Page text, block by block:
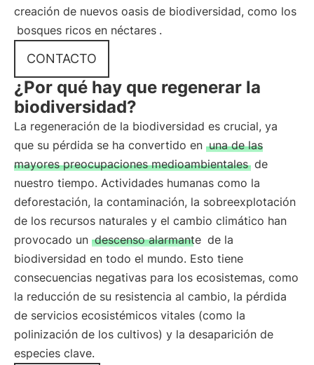
creación de nuevos oasis de biodiversidad, como los
bosques ricos en néctares .
CONTACTO
¿Por qué hay que regenerar la
biodiversidad?
La regeneración de la biodiversidad es crucial, ya
que su pérdida se ha convertido en una de las
mayores preocupaciones medioambientales de
nuestro tiempo. Actividades humanas como la
deforestación, la contaminación, la sobreexplotación
de los recursos naturales y el cambio climático han
provocado un descenso alarmante de la
biodiversidad en todo el mundo. Esto tiene
consecuencias negativas para los ecosistemas, como
la reducción de su resistencia al cambio, la pérdida
de servicios ecosistémicos vitales (como la
polinización de los cultivos) y la desaparición de
especies clave.